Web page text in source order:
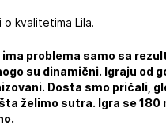
kvalitetima Lila.
problema samo sa
su dinamični. Igraju od
Dosta smo pričali,
želimo sutra. Igra se 180